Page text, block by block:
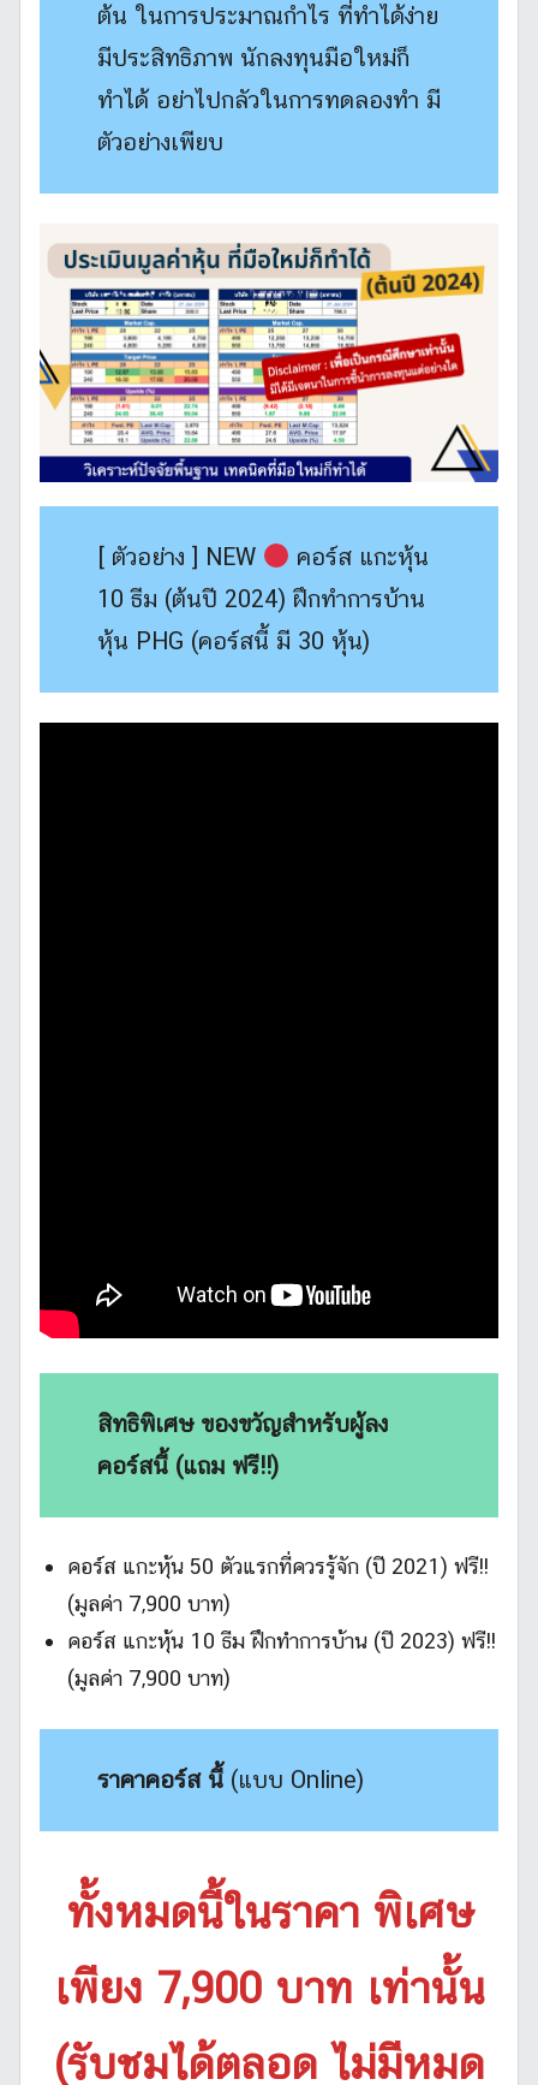
ต้น ในการประมาณกำไร ที่ทำได้ง่าย
มีประสิทธิภาพ นักลงทุนมือใหม่ก็
ทำได้ อย่าไปกลัวในการทดลองทำ มี
ตัวอย่างเพียบ
[ ตัวอย่าง ] NEW
คอร์ส แกะหุ้น
10 ธีม (ต้นปี 2024) ฝึกทำการบ้าน
หุ้น PHG (คอร์สนี้ มี 30 หุ้น)
สิทธิพิเศษ ของขวัญสำหรับผู้ลง
คอร์สนี้ (แถม ฟรี!!)
คอร์ส แกะหุ้น 50 ตัวแรกที่ควรรู้จัก (ปี 2021) ฟรี!!
(มูลค่า 7,900 บาท)
คอร์ส แกะหุ้น 10 ธีม ฝึกทำการบ้าน (ปี 2023) ฟรี!!
(มูลค่า 7,900 บาท)
ราคาคอร์ส นี้(แบบ Online)
ทั้งหมดนี้ในราคา พิเศษ
เพียง 7,900 บาท เท่านั้น
(รับชมได้ตลอด ไม่มีหมด